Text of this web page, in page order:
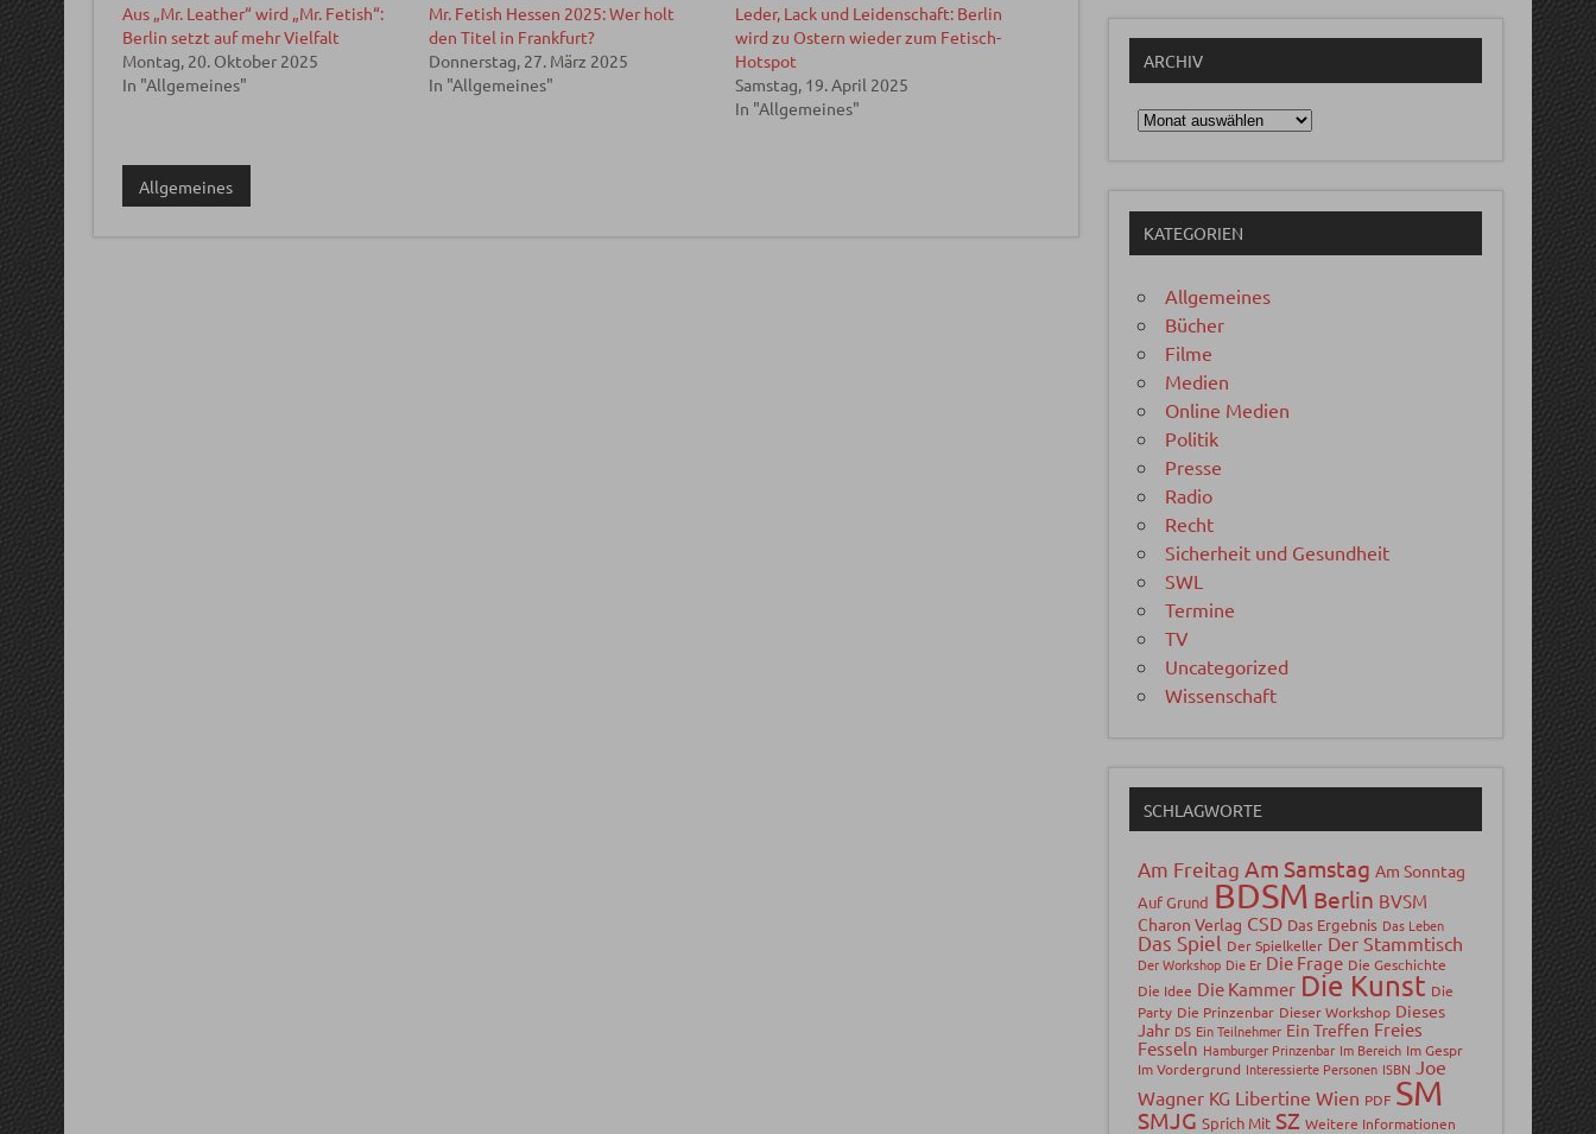
Aus „Mr. Leather“ wird „Mr. Fetish“:
Berlin setzt auf mehr Vielfalt
Montag, 20. Oktober 2025
In "Allgemeines"
Mr. Fetish Hessen 2025: Wer holt
den Titel in Frankfurt?
Donnerstag, 27. März 2025
In "Allgemeines"
Leder, Lack und Leidenschaft: Berlin
wird zu Ostern wieder zum Fetisch-
Hotspot
Samstag, 19. April 2025
In "Allgemeines"
Allgemeines
ARCHIV
Archiv
KATEGORIEN
Allgemeines
Bücher
Filme
Medien
Online Medien
Politik
Presse
Radio
Recht
Sicherheit und Gesundheit
SWL
Termine
TV
Uncategorized
Wissenschaft
SCHLAGWORTE
Am Freitag Am Samstag Am Sonntag
Auf Grund BDSM Berlin BVSM
Charon Verlag CSD Das Ergebnis Das Leben
Das Spiel Der Spielkeller Der Stammtisch
Der Workshop Die Er Die Frage Die Geschichte
Die Idee Die Kammer Die Kunst Die
Party Die Prinzenbar Dieser Workshop Dieses
Jahr DS Ein Teilnehmer Ein Treffen Freies
Fesseln Hamburger Prinzenbar Im Bereich Im Gespr
Im Vordergrund Interessierte Personen ISBN
Joe
Wagner KG Libertine Wien PDF SM
SMJG Sprich Mit SZ Weitere Informationen